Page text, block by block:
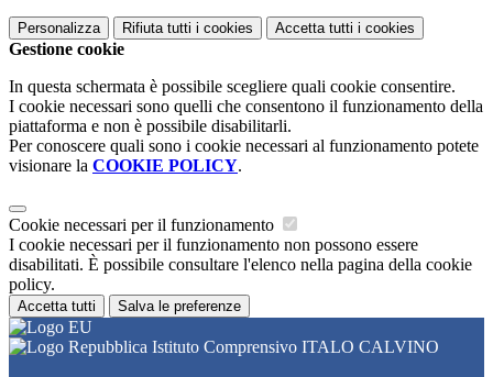
Personalizza Rifiuta tutti i cookies Accetta tutti i cookies
Gestione cookie
In questa schermata è possibile scegliere quali cookie consentire.
I cookie necessari sono quelli che consentono il funzionamento della
piattaforma e non è possibile disabilitarli.
Per conoscere quali sono i cookie necessari al funzionamento potete
visionare la COOKIE POLICY.
Cookie necessari per il funzionamento
I cookie necessari per il funzionamento non possono essere
disabilitati. È possibile consultare l'elenco nella pagina della cookie
policy.
Accetta tutti Salva le preferenze
Istituto Comprensivo ITALO CALVINO